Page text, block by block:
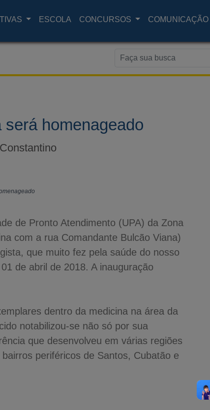
ESCOLA CONCURSOS COMUNICAÇÃO
homenageado
de Pronto Atendimento (UPA) da Zona
com a rua Comandante Bulcão Viana)
que muito fez pela saúde do nosso
de abril de 2018. A inauguração
dentro da medicina na área da
notabilizou-se não só por sua
que desenvolveu em várias regiões
periféricos de Santos, Cubatão e